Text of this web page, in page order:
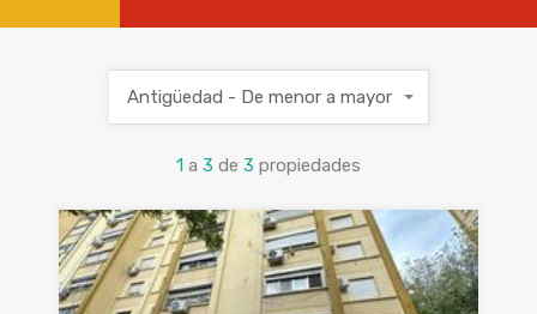
1 a 3 de 3 propiedades
Antigüedad - De menor a mayor